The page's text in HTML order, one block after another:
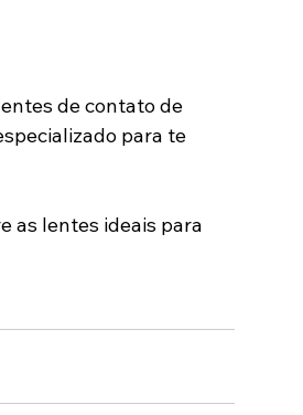
de contato de
para te
as lentes ideais para